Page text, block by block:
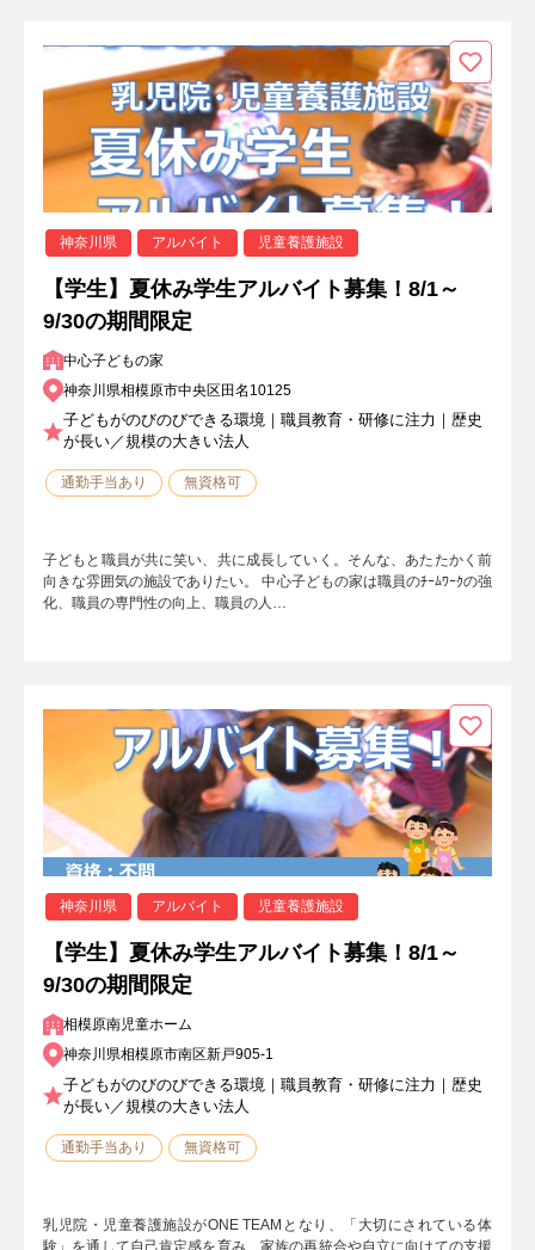
神奈川県 アルバイト 児童養護施設
【学生】夏休み学生アルバイト募集！8/1～
9/30の期間限定
中心子どもの家
神奈川県相模原市中央区田名10125
子どもがのびのびできる環境｜職員教育・研修に注力｜歴史
が長い／規模の大きい法人
通勤手当あり 無資格可
子どもと職員が共に笑い、共に成長していく。そんな、あたたかく前
向きな雰囲気の施設でありたい。 中心子どもの家は職員のﾁｰﾑﾜｰｸの強
化、職員の専門性の向上、職員の人…
神奈川県 アルバイト 児童養護施設
【学生】夏休み学生アルバイト募集！8/1～
9/30の期間限定
相模原南児童ホーム
神奈川県相模原市南区新戸905-1
子どもがのびのびできる環境｜職員教育・研修に注力｜歴史
が長い／規模の大きい法人
通勤手当あり 無資格可
乳児院・児童養護施設がONE TEAMとなり、「大切にされている体
験」を通して自己肯定感を育み、家族の再統合や自立に向けての支援